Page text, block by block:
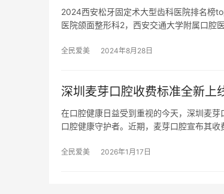
2024西安松牙固定术大型齿科医院排名榜
医院颌面整形科2，西安交通大学附属口腔
全民爱美 2024年8月28日
深圳麦芽口腔收费标准全新上
在口腔健康日益受到重视的今天，深圳麦
口腔健康守护者。近期，麦芽口腔宣布其
全民爱美 2026年1月17日